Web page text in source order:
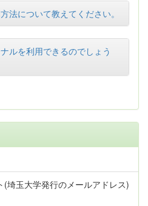
法について教えてください。
ルを利用できるのでしょう
埼玉大学発行のメールアドレス)